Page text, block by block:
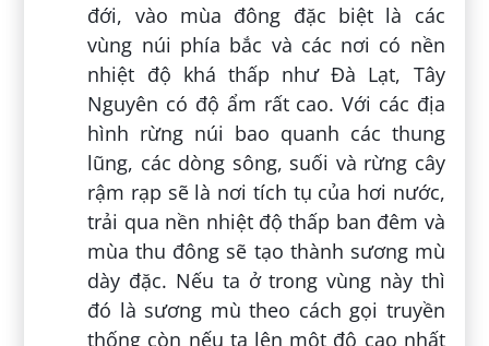
đới, vào mùa đông đặc biệt là các
vùng núi phía bắc và các nơi có nền
nhiệt độ khá thấp như Đà Lạt, Tây
Nguyên có độ ẩm rất cao. Với các địa
hình rừng núi bao quanh các thung
lũng, các dòng sông, suối và rừng cây
rậm rạp sẽ là nơi tích tụ của hơi nước,
trải qua nền nhiệt độ thấp ban đêm và
mùa thu đông sẽ tạo thành sương mù
dày đặc. Nếu ta ở trong vùng này thì
đó là sương mù theo cách gọi truyền
thống còn nếu ta lên một độ cao nhất